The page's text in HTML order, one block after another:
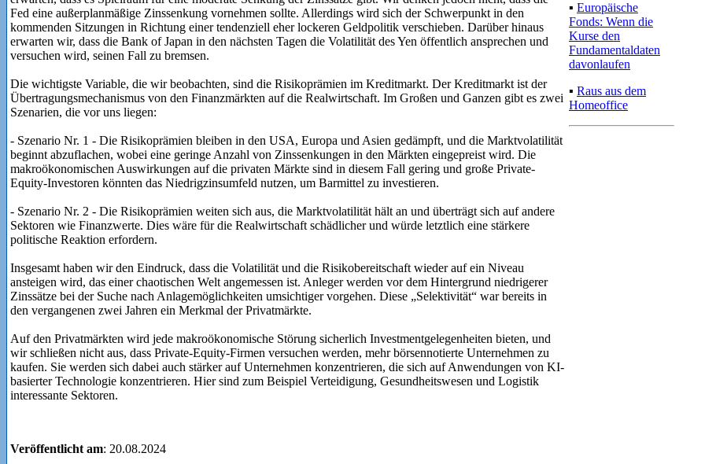
Fed eine außerplanmäßige Zinssenkung vornehmen sollte. Allerdings wird sich der Schwerpunkt in den
kommenden Sitzungen in Richtung einer tendenziell eher lockeren Geldpolitik verschieben. Darüber hinaus
erwarten wir, dass die Bank of Japan in den nächsten Tagen die Volatilität des Yen öffentlich ansprechen und
versuchen wird, seinen Fall zu bremsen.
Die wichtigste Variable, die wir beobachten, sind die Risikoprämien im Kreditmarkt. Der Kreditmarkt ist der
Übertragungsmechanismus von den Finanzmärkten auf die Realwirtschaft. Im Großen und Ganzen gibt es zwei
Szenarien, die vor uns liegen:
- Szenario Nr. 1 - Die Risikoprämien bleiben in den USA, Europa und Asien gedämpft, und die Marktvolatilität
beginnt abzuflachen, wobei eine geringe Anzahl von Zinssenkungen in den Märkten eingepreist wird. Die
makroökonomischen Auswirkungen auf die privaten Märkte sind in diesem Fall gering und große Private-
Equity-Investoren könnten das Niedrigzinsumfeld nutzen, um Barmittel zu investieren.
- Szenario Nr. 2 - Die Risikoprämien weiten sich aus, die Marktvolatilität hält an und überträgt sich auf andere
Sektoren wie Finanzwerte. Dies wäre für die Realwirtschaft schädlicher und würde letztlich eine stärkere
politische Reaktion erfordern.
Insgesamt haben wir den Eindruck, dass die Volatilität und die Risikobereitschaft wieder auf ein Niveau
ansteigen wird, das einer chaotischen Welt angemessen ist. Anleger werden vor dem Hintergrund niedrigerer
Zinssätze bei der Suche nach Anlagemöglichkeiten umsichtiger vorgehen. Diese „Selektivität“ war bereits in
den vergangenen zwei Jahren ein Merkmal der Privatmärkte.
Auf den Privatmärkten wird jede makroökonomische Störung sicherlich Investmentgelegenheiten bieten, und
wir schließen nicht aus, dass Private-Equity-Firmen versuchen werden, mehr börsennotierte Unternehmen zu
kaufen. Sie werden sich dabei auch stärker auf Unternehmen konzentrieren, die sich auf Anwendungen von KI-
basierter Technologie konzentrieren. Hier sind zum Beispiel Verteidigung, Gesundheitswesen und Logistik
interessante Sektoren.
Veröffentlicht am: 20.08.2024
▪ Europäische
Fonds: Wenn die
Kurse den
Fundamentaldaten
davonlaufen
▪ Raus aus dem
Homeoffice